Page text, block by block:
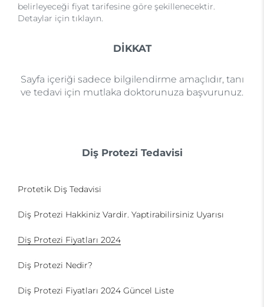
belirleyeceği fiyat tarifesine göre şekillenecektir.
Detaylar için tıklayın.
DİKKAT
Sayfa içeriği sadece bilgilendirme amaçlıdır, tanı
ve tedavi için mutlaka doktorunuza başvurunuz.
Diş Protezi Tedavisi
Protetik Diş Tedavisi
Diş Protezi Hakkiniz Vardir. Yaptirabilirsiniz Uyarısı
Diş Protezi Fiyatları 2024
Diş Protezi Nedir?
Diş Protezi Fiyatları 2024 Güncel Liste